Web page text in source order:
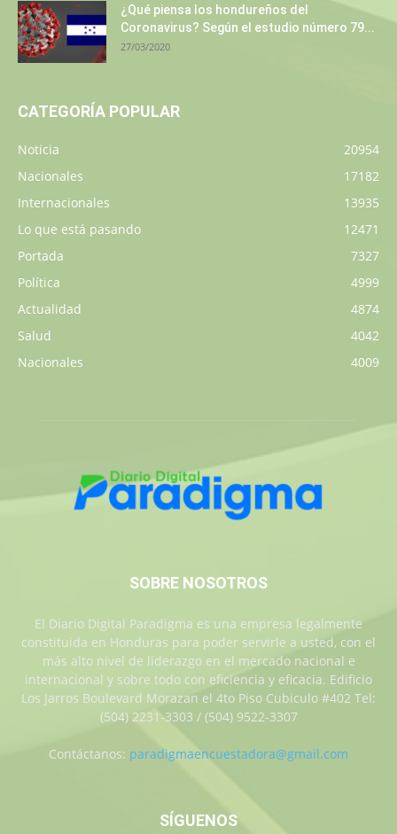
¿Qué piensa los hondureños del
Coronavirus? Según el estudio número 79...
27/03/2020
CATEGORÍA POPULAR
Noticia
20954
Nacionales
17182
Internacionales
13935
Lo que está pasando
12471
Portada
7327
Política
4999
Actualidad
4874
Salud
4042
Nacionales
4009
SOBRE NOSOTROS
El Diario Digital Paradigma es una empresa legalmente
constituida en Honduras para poder servirle a usted, con el
más alto nivel de liderazgo en el mercado nacional e
internacional y sobre todo con eficiencia y eficacia. Edificio
Los Jarros Boulevard Morazan el 4to Piso Cubiculo #402 Tel:
(504) 2231-3303 / (504) 9522-3307
Contáctanos: paradigmaencuestadora@gmail.com
SÍGUENOS